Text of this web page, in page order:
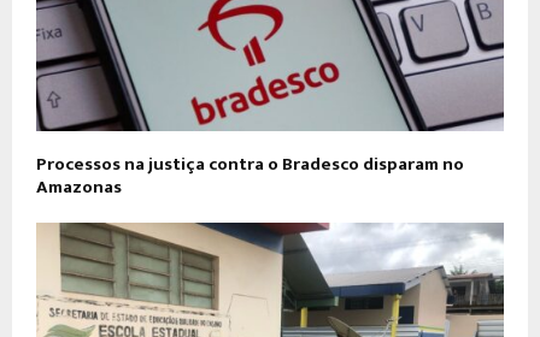
Processos na justiça contra o Bradesco disparam no
Amazonas